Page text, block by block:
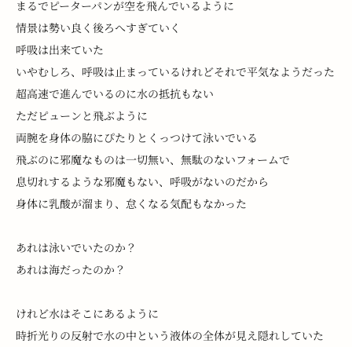
まるでピーターパンが空を飛んでいるように
情景は勢い良く後ろへすぎていく
呼吸は出来ていた
いやむしろ、呼吸は止まっているけれどそれで平気なようだった
超高速で進んでいるのに水の抵抗もない
ただピューンと飛ぶように
両腕を身体の脇にぴたりとくっつけて泳いでいる
飛ぶのに邪魔なものは一切無い、無駄のないフォームで
息切れするような邪魔もない、呼吸がないのだから
身体に乳酸が溜まり、怠くなる気配もなかった
あれは泳いでいたのか？
あれは海だったのか？
けれど水はそこにあるように
時折光りの反射で水の中という液体の全体が見え隠れしていた